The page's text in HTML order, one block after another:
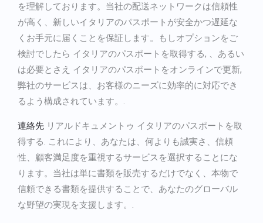
を理解しております。当社の配送ネットワークは信頼性
が高く、新しいイタリアのパスポートが安全かつ遅延な
くお手元に届くことを保証します。もしオプションをご
検討でしたら イタリアのパスポートを取得する, 、あるい
は必要とさえ イタリアのパスポートをオンラインで更新,
弊社のサービスは、お客様のニーズに効率的に対応でき
るよう構成されています。.
連絡先 リアルドキュメントゥ イタリアのパスポートを取
得する
. これにより、あなたは、何よりも誠実さ、信頼
性、顧客満足度を重視するサービスを選択することにな
ります。当社は単に書類を販売するだけでなく、本物で
信頼できる書類を提供することで、あなたのグローバル
な野望の実現を支援します。.